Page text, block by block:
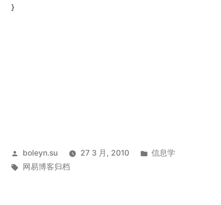
}
发
布
boleyn.su 27 3 月, 2010
发
信息学
标
网易博客归档